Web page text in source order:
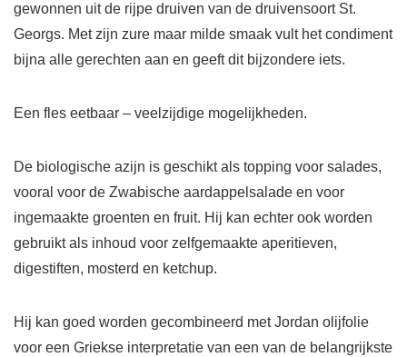
gewonnen uit de rijpe druiven van de druivensoort St.
Georgs. Met zijn zure maar milde smaak vult het condiment
bijna alle gerechten aan en geeft dit bijzondere iets.
Een fles eetbaar – veelzijdige mogelijkheden.
De biologische azijn is geschikt als topping voor salades,
vooral voor de Zwabische aardappelsalade en voor
ingemaakte groenten en fruit. Hij kan echter ook worden
gebruikt als inhoud voor zelfgemaakte aperitieven,
digestiften, mosterd en ketchup.
Hij kan goed worden gecombineerd met Jordan olijfolie
voor een Griekse interpretatie van een van de belangrijkste